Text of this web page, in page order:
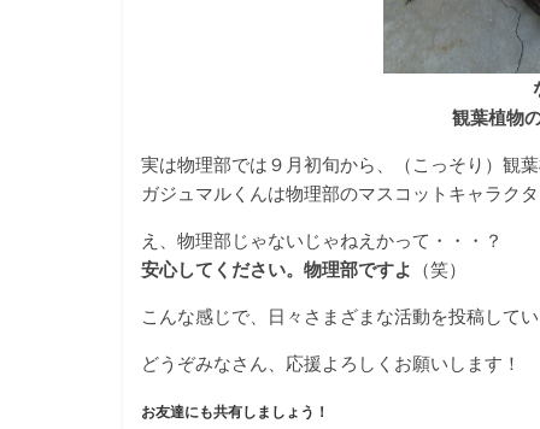
観葉植物
実は物理部では９月初旬から、（こっそり）観
ガジュマルくんは物理部のマスコットキャラク
え、物理部じゃないじゃねえかって・・・？
安心してください。物理部ですよ （笑）
こんな感じで、日々さまざまな活動を投稿して
どうぞみなさん、応援よろしくお願いします！
お友達にも共有しましょう！